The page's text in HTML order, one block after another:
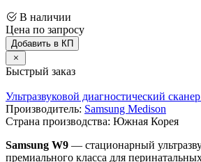
В наличии
Цена по запросу
Добавить в КП
Быстрый заказ
Ультразвуковой диагностический
Производитель: Samsung Medison
Страна производства: Южная Корея
Samsung W9 — стационарный
премиального класса для